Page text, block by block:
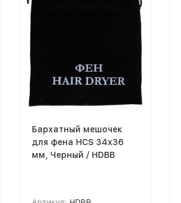
Бархатный мешочек
для фена HCS 34х36
мм, Черный / HDBB